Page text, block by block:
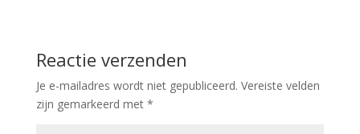
Reactie verzenden
Je e-mailadres wordt niet gepubliceerd. Vereiste velden
zijn gemarkeerd met *